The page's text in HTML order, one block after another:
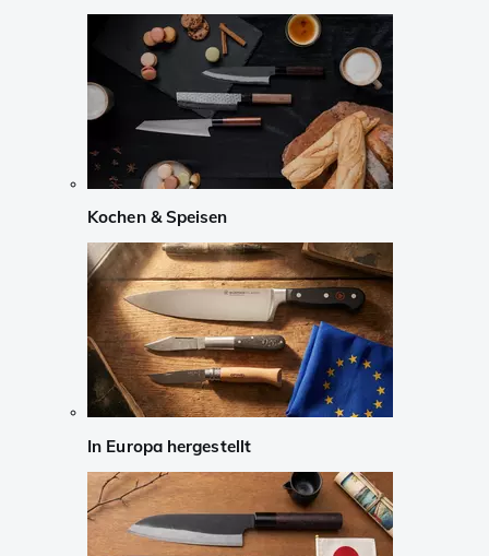
Kochen & Speisen
In Europa hergestellt